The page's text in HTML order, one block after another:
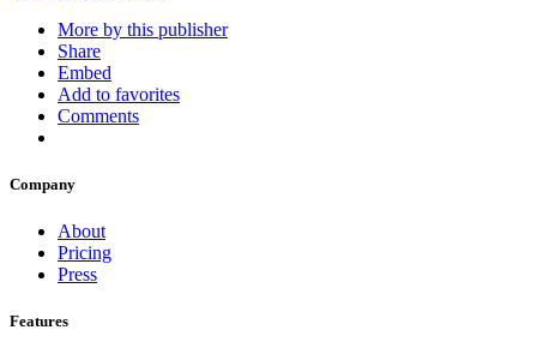
More by this publisher
Share
Embed
Add to favorites
Comments
Company
About
Pricing
Press
Features